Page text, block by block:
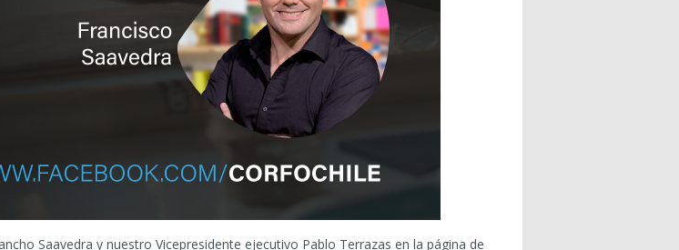
Saavedra y nuestro Vicepresidente ejecutivo Pablo Terrazas en la página de